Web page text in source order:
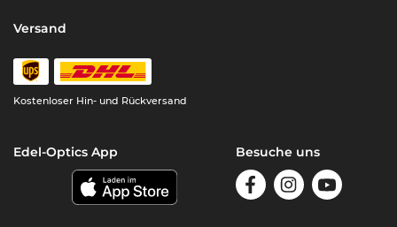
Versand
Kostenloser Hin- und Rückversand
Edel-Optics App Besuche uns